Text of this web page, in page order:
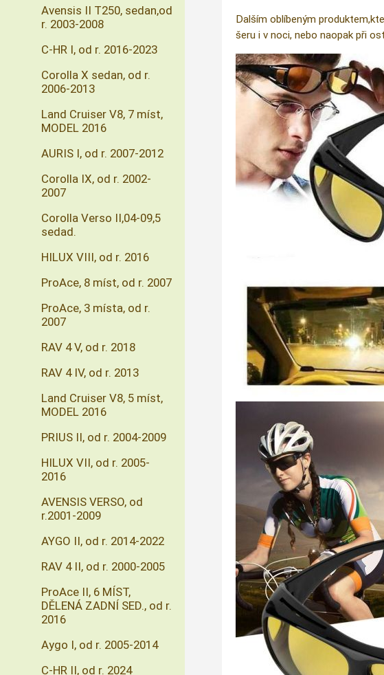
Dalším oblíbeným
šeru i v noci, nebo naopak při
Avensis II T250, sedan,od
r. 2003-2008
C-HR I, od r. 2016-2023
Corolla X sedan, od r.
2006-2013
Land Cruiser V8, 7 míst,
MODEL 2016
AURIS I, od r. 2007-2012
Corolla IX, od r. 2002-
2007
Corolla Verso II,04-09,5
sedad.
HILUX VIII, od r. 2016
ProAce, 8 míst, od r. 2007
ProAce, 3 místa, od r.
2007
RAV 4 V, od r. 2018
RAV 4 IV, od r. 2013
Land Cruiser V8, 5 míst,
MODEL 2016
PRIUS II, od r. 2004-2009
HILUX VII, od r. 2005-
2016
AVENSIS VERSO, od
r.2001-2009
AYGO II, od r. 2014-2022
RAV 4 II, od r. 2000-2005
ProAce II, 6 MÍST,
DĚLENÁ ZADNÍ SED., od r.
2016
Aygo I, od r. 2005-2014
C-HR II, od r. 2024